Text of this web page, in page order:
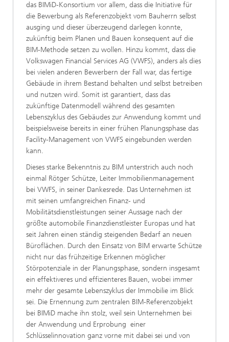
das BIMiD-Konsortium vor allem, dass die Initiative für
die Bewerbung als Referenzobjekt vom Bauherrn selbst
ausging und dieser überzeugend darlegen konnte,
zukünftig beim Planen und Bauen konsequent auf die
BIM-Methode setzen zu wollen. Hinzu kommt, dass die
Volkswagen Financial Services AG (VWFS), anders als dies
bei vielen anderen Bewerbern der Fall war, das fertige
Gebäude in ihrem Bestand behalten und selbst betreiben
und nutzen wird. Somit ist garantiert, dass das
zukünftige Datenmodell während des gesamten
Lebenszyklus des Gebäudes zur Anwendung kommt und
beispielsweise bereits in einer frühen Planungsphase das
Facility-Management von VWFS eingebunden werden
kann.
Dieses starke Bekenntnis zu BIM unterstrich auch noch
einmal Rötger Schütze, Leiter Immobilienmanagement
bei VWFS, in seiner Dankesrede. Das Unternehmen ist
mit seinen umfangreichen Finanz- und
Mobilitätsdienstleistungen seiner Aussage nach der
größte automobile Finanzdienstleister Europas und hat
seit Jahren einen ständig steigenden Bedarf an neuen
Büroflächen. Durch den Einsatz von BIM erwarte Schütze
nicht nur das frühzeitige Erkennen möglicher
Störpotenziale in der Planungsphase, sondern insgesamt
ein effektiveres und effizienteres Bauen, wobei immer
mehr der gesamte Lebenszyklus der Immobilie im Blick
sei. Die Ernennung zum zentralen BIM-Referenzobjekt
bei BIMiD mache ihn stolz, weil sein Unternehmen bei
der Anwendung und Erprobung einer
Schlüsselinnovation ganz vorne mit dabei sei und von